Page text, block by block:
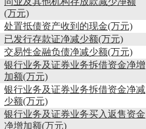
(万元)
处置抵债资产收到的现金(万元)
已发行存款证净减少额(万元)
交易性金融负债净减少额(万元)
银行业务及证券业务拆借资金净增
加额(万元)
银行业务及证券业务拆借资金净减
少额(万元)
银行业务及证券业务买入返售资金
净增加额(万元)